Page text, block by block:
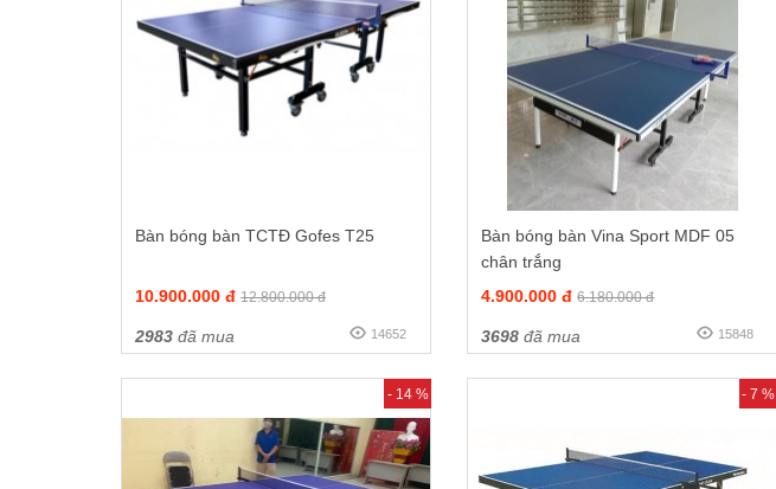
Bàn bóng bàn TCTĐ Gofes T25
10.900.000 đ 12.800.000 đ
2983 đã mua 14652
Bàn bóng bàn Vina Sport MDF 05
chân trắng
4.900.000 đ 6.180.000 đ
3698 đã mua 15848
- 14 % - 7 %